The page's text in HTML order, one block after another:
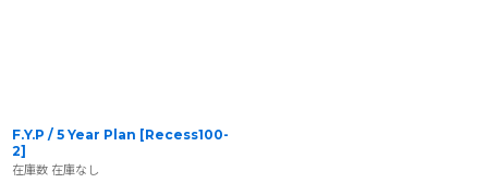
F.Y.P / 5 Year Plan [Recess100-
2]
在庫数 在庫なし